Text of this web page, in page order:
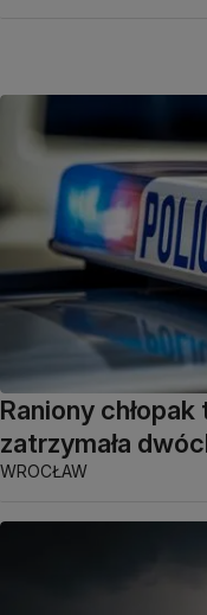
Raniony
zatrzymała
WROCŁAW